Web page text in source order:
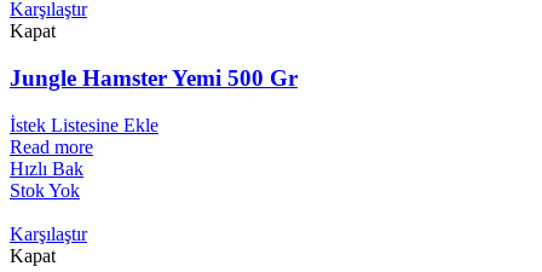
Karşılaştır
Kapat
Jungle Hamster Yemi 500 Gr
İstek Listesine Ekle
Read more
Hızlı Bak
Stok Yok
Karşılaştır
Kapat